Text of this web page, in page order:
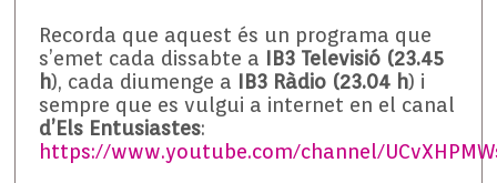
Recorda que aquest és un programa que
s’emet cada dissabte a IB3 Televisió (23.45
h), cada diumenge a IB3 Ràdio (23.04 h) i
sempre que es vulgui a internet en el canal
d’Els Entusiastes:
https://www.youtube.com/channel/